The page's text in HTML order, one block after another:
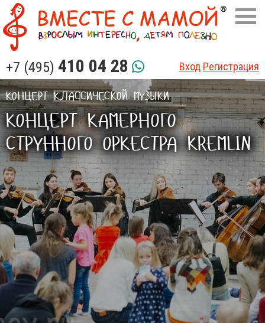
+7 (495) 410 04 28 Вход Регистрация
КОНЦЕРТ КЛАССИЧЕСКОЙ МУЗЫКИ
КОНЦЕРТ КАМЕРНОГО
СТРУННОГО ОРКЕСТРА KREMLIN